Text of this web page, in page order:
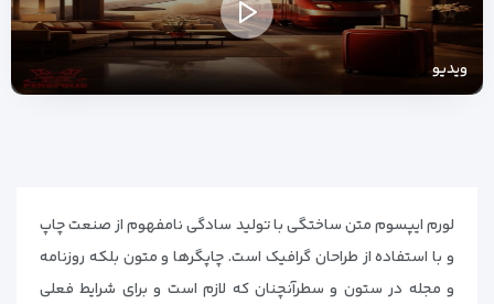
ویدیو
لورم ایپسوم متن ساختگی با تولید سادگی نامفهوم از صنعت چاپ
و با استفاده از طراحان گرافیک است. چاپگرها و متون بلکه روزنامه
و مجله در ستون و سطرآنچنان که لازم است و برای شرایط فعلی